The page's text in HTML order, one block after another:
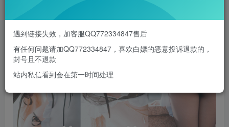
遇到链接失效，加客服QQ772334847售后
有任何问题请加QQ772334847，喜欢白嫖的恶意投诉退款的，
封号且不退款
站内私信看到会在第一时间处理